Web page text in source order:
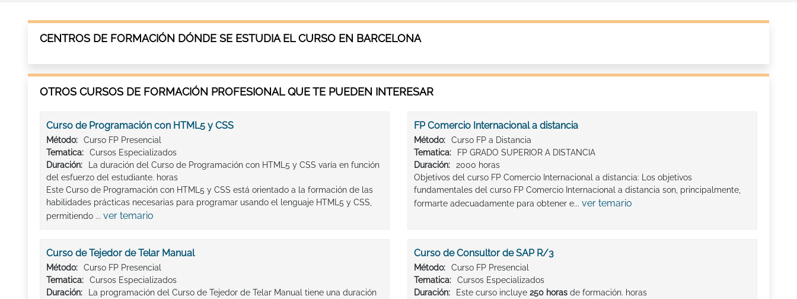
CENTROS DE FORMACIÓN DÓNDE SE ESTUDIA EL CURSO EN BARCELONA
OTROS CURSOS DE FORMACIÓN PROFESIONAL QUE TE PUEDEN INTERESAR
Curso de Programación con HTML5 y CSS
Método:
Curso FP Presencial
Tematica:
Cursos Especializados
Duración:
La duración del Curso de Programación con HTML5 y CSS varía en función
del esfuerzo del estudiante. horas
Este Curso de Programación con HTML5 y CSS está orientado a la formación de las
habilidades prácticas necesarias para programar usando el lenguaje HTML5 y CSS,
permitiendo ... ver temario
FP Comercio Internacional a distancia
Método:
Curso FP a Distancia
Tematica:
FP GRADO SUPERIOR A DISTANCIA
Duración:
2000 horas
Objetivos del curso FP Comercio Internacional a distancia: Los objetivos
fundamentales del curso FP Comercio Internacional a distancia son, principalmente,
formarte adecuadamente para obtener e... ver temario
Curso de Tejedor de Telar Manual
Método:
Curso FP Presencial
Tematica:
Cursos Especializados
Duración:
La programación del Curso de Tejedor de Telar Manual tiene una duración
Curso de Consultor de SAP R/3
Método:
Curso FP Presencial
Tematica:
Cursos Especializados
Duración:
Este curso incluye 250 horas de formación. horas